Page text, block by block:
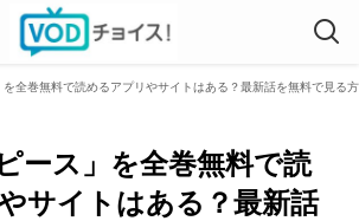
全巻無料で読めるアプリやサイトはある？最新話を無料で見る
ース」を全巻無料で読
サイトはある？最新話